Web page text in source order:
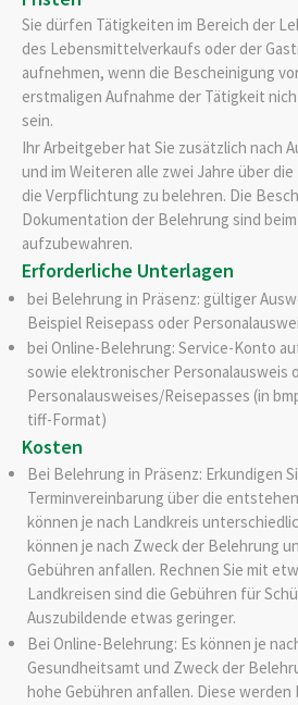
Sie dürfen Tätigkeiten im Bereich der
des Lebensmittelverkaufs oder der
aufnehmen, wenn die Bescheinigung
erstmaligen Aufnahme der Tätigkeit
sein.
Ihr Arbeitgeber hat Sie zusätzlich nach
und im Weiteren alle zwei Jahre über
die Verpflichtung zu belehren. Die
Dokumentation der Belehrung sind
aufzubewahren.
Erforderliche Unterlagen
bei Belehrung in Präsenz: gültiger
Beispiel Reisepass oder
bei Online-Belehrung: Service-Konto
sowie elektronischer Personalausweis
Personalausweises/Reisepasses (in
tiff-Format)
Kosten
Bei Belehrung in Präsenz: Erkundigen
Terminvereinbarung über die
können je nach Landkreis
können je nach Zweck der Belehrung
Gebühren anfallen. Rechnen Sie mit
Landkreisen sind die Gebühren für
Auszubildende etwas geringer.
Bei Online-Belehrung: Es können je
Gesundheitsamt und Zweck der
hohe Gebühren anfallen. Diese werden